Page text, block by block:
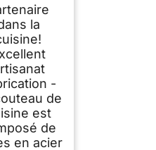
la
-
de
est
de
en acier